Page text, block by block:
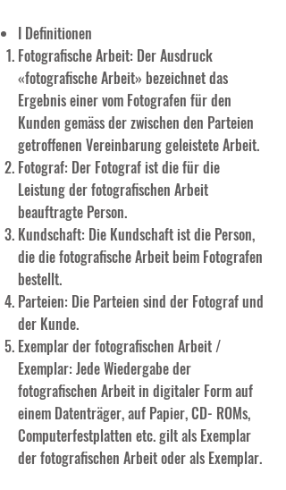
I Definitionen
Fotografische Arbeit: Der Ausdruck
«fotografische Arbeit» bezeichnet das
Ergebnis einer vom Fotografen für den
Kunden gemäss der zwischen den Parteien
getroffenen Vereinbarung geleistete Arbeit.
Fotograf: Der Fotograf ist die für die
Leistung der fotografischen Arbeit
beauftragte Person.
Kundschaft: Die Kundschaft ist die Person,
die die fotografische Arbeit beim Fotografen
bestellt.
Parteien: Die Parteien sind der Fotograf und
der Kunde.
Exemplar der fotografischen Arbeit /
Exemplar: Jede Wiedergabe der
fotografischen Arbeit in digitaler Form auf
einem Datenträger, auf Papier, CD- ROMs,
Computerfestplatten etc. gilt als Exemplar
der fotografischen Arbeit oder als Exemplar.